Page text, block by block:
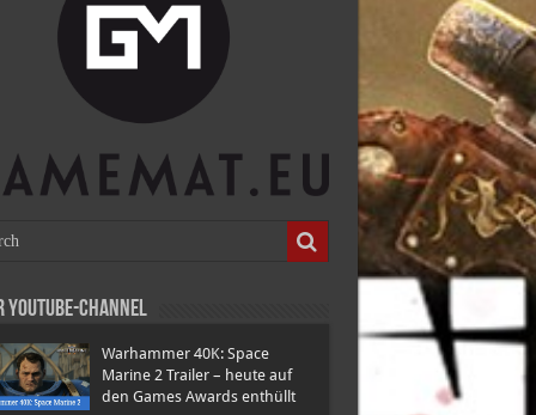
Youtube-Channel
Warhammer 40K: Space
Marine 2 Trailer – heute auf
den Games Awards enthüllt